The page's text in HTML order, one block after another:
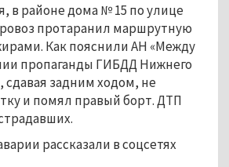
в районе дома № 15 по улице
протаранил маршрутную
Как пояснили АН «Между
пропаганды ГИБДД Нижнего
сдавая задним ходом, не
и помял правый борт. ДТП
рассказали в соцсетях